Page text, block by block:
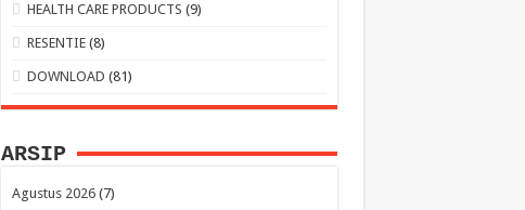
HEALTH CARE PRODUCTS (9)
RESENTIE (8)
DOWNLOAD (81)
ARSIP
Agustus 2026(7)